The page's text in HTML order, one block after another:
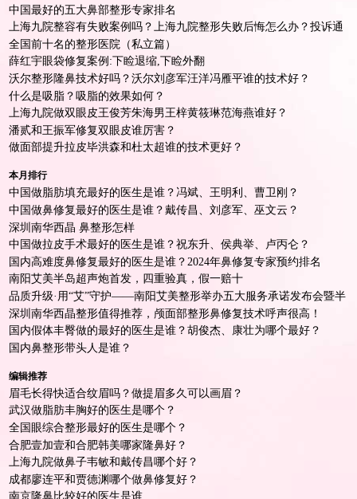
中国最好的五大鼻部整形专家排名
上海九院整容有失败案例吗？上海九院整形失败后悔怎么办？投诉通
道
全国前十名的整形医院（私立篇）
薛红宇眼袋修复案例:下睑退缩,下睑外翻
沃尔整形隆鼻技术好吗？沃尔刘彦军汪洋冯雁平谁的技术好？
什么是吸脂？吸脂的效果如何？
上海九院做双眼皮王俊芳朱海男王梓黄筱琳范海燕谁好？
潘贰和王振军修复双眼皮谁厉害？
做面部提升拉皮毕洪森和杜太超谁的技术更好？
本月排行
中国做脂肪填充最好的医生是谁？冯斌、王明利、曹卫刚？
中国做鼻修复最好的医生是谁？戴传昌、刘彦军、巫文云？
深圳南华西晶 鼻整形怎样
中国做拉皮手术最好的医生是谁？祝东升、侯典举、卢丙仑？
国内高难度鼻修复最好的医生是谁？2024年鼻修复专家预约排名
南阳艾美半岛超声炮首发，四重验真，假一赔十
品质升级·用“艾”守护——南阳艾美整形举办五大服务承诺发布会暨半
岛超声炮首发仪式！
深圳南华西晶整形值得推荐，颅面部整形鼻修复技术呼声很高！
国内假体丰臀做的最好的医生是谁？胡俊杰、康壮为哪个最好？
国内鼻整形带头人是谁？
编辑推荐
眉毛长得快适合纹眉吗？做提眉多久可以画眉？
武汉做脂肪丰胸好的医生是哪个？
全国眼综合整形最好的医生是哪个？
合肥壹加壹和合肥韩美哪家隆鼻好？
上海九院做鼻子韦敏和戴传昌哪个好？
成都廖连平和贾德渊哪个做鼻修复好？
南京隆鼻比较好的医生是谁